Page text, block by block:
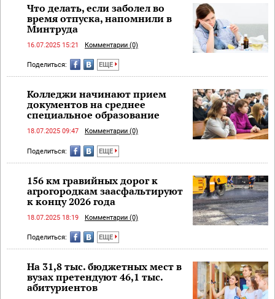
Что делать, если заболел во
время отпуска, напомнили в
Минтруда
16.07.2025 15:21 Комментарии (0)
Поделиться: ЕЩЕ
Колледжи начинают прием
документов на среднее
специальное образование
18.07.2025 09:47 Комментарии (0)
Поделиться: ЕЩЕ
156 км гравийных дорог к
агрогородкам заасфальтируют
к концу 2026 года
18.07.2025 18:19 Комментарии (0)
Поделиться: ЕЩЕ
На 31,8 тыс. бюджетных мест в
вузах претендуют 46,1 тыс.
абитуриентов